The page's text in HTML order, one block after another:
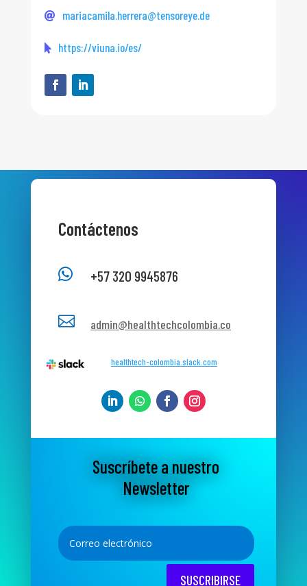
mariacamila.herrera@tensoreye.de
https://viuna.io/es/
Contáctenos
 +57 320 9945876
 admin@healthtechcolombia.co
healthtech-colombia.slack.com
Suscríbete a nuestro
Newsletter
SUSCRIBIRSE